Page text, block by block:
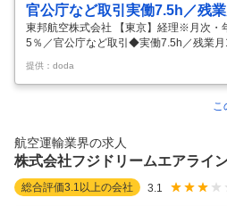
官公庁など取引実働7.5h／残業
東邦航空株式会社 【東京】経理※月次
5％／官公庁など取引◆実働7.5h／残業
理※月次・年次決算補助◆正社員登用率
h／残業月10ｈ 【具体的な仕事内容】
業60年以上の安定企業／住宅手当や家族
◎～ ■業務概要： 東京愛らんどシャトル
だける方を募集致します。 ■業務内容：
任せ致します。 主に部長代理のサポート
提供：doda
こ
航空運輸業界の求人
株式会社フジドリームエアライ
総合評価3.1 以上の会社 3.1